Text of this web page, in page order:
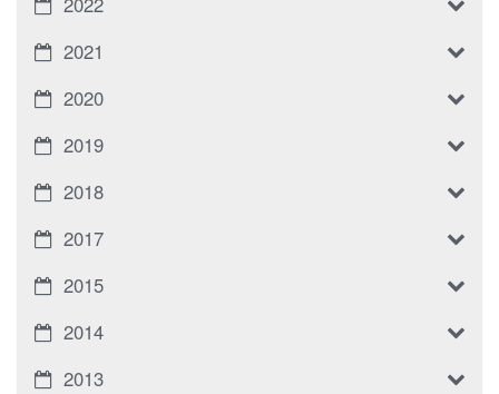
2021
2020
2019
2018
2017
2015
2014
2013